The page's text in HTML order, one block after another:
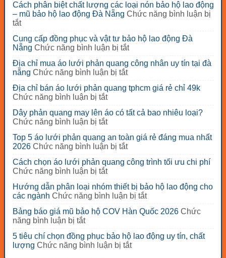
Cách phân biệt chất lượng các loại nón bảo hộ lao động
– mũ bảo hộ lao động Đà Nẵng Chức năng bình luận bị
tắtở
phân
biệt
chất
lượng
các
loại
nón
hộ
lao
–
mũ
bảo
hộ
lao
động
Đà
Cung cấp đồng phục và vật tư bảo hộ lao động Đà
Nẵng Chức năng bình luận bị tắtở
cấp
phục
và
tư
lao
Nẵng
Địa chỉ mua áo lưới phản quang công nhân uy tín tại đà
nẵng Chức năng bình luận bị tắtở
chỉ
áo
lưới
quang
công
uy
đà
nẵng
Địa chỉ bán áo lưới phản quang tphcm giá rẻ chỉ 49k
Chức năng bình luận bị tắtở
chỉ
bán
lưới
phản
quang
tphcm
rẻ
chỉ
Dây phản quang may lên áo có tất cả bao nhiêu loại?
Chức năng bình luận bị tắtở
phản
quang
lên
áo
có
tất
bao
Top 5 áo lưới phản quang an toàn giá rẻ đáng mua nhất
2026 Chức năng bình luận bị tắtở
5
lưới
phản
quang
an
rẻ
đáng
Cách chọn áo lưới phản quang công trình tối ưu chi phí
Chức năng bình luận bị tắtở
chọn
áo
lưới
phản
công
trình
Hướng dẫn phân loại nhóm thiết bị bảo hộ lao động cho
các ngành Chức năng bình luận bị tắtở
dẫn
loại
nhóm
Bảng báo giá mũ bảo hộ COV Hàn Quốc 2026 Chức
năng bình luận bị tắtở
báo
giá
5 tiêu chí chọn đồng phục bảo hộ lao động uy tín, chất
lượng Chức năng bình luận bị tắtở